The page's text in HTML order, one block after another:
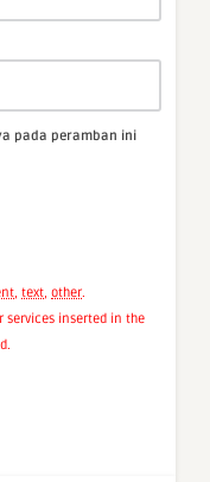
pada peramban ini
text other
services inserted in the